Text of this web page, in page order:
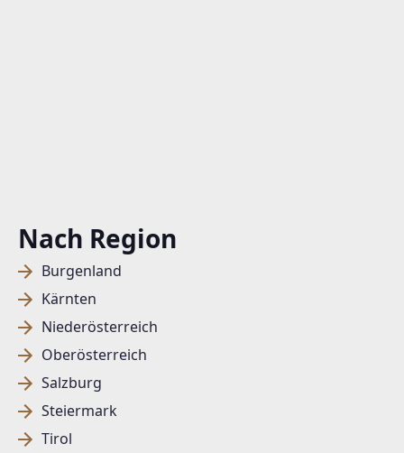
Nach Region
Burgenland
Kärnten
Niederösterreich
Oberösterreich
Salzburg
Steiermark
Tirol